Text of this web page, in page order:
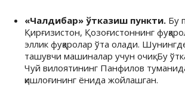
«Чалдибар» ўтказиш пункти. Бу
Қирғизистон, Қозоғистоннинг
эллик фуқаролар ўта олади.
ташувчи машиналар учун очиқ. Бу
Чуй вилоятининг Панфилов
қишлоғининг ёнида жойлашган.